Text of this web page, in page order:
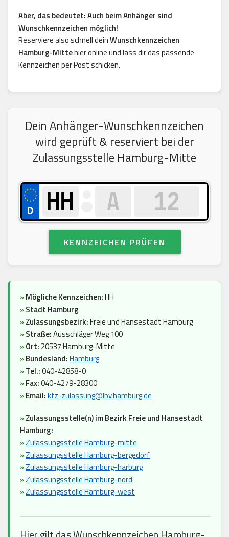
Aber, das bedeutet: Auch beim Anhänger sind
Wunschkennzeichen möglich!
Reserviere also schnell deinWunschkennzeichen
Hamburg-Mittehier online und lass dir das passende
Kennzeichen per Post schicken.
Dein Anhänger-Wunschkennzeichen
wird geprüft & reserviert bei der
Zulassungsstelle Hamburg-Mitte
KENNZEICHEN PRÜFEN
»Mögliche Kennzeichen:HH
»Stadt Hamburg
»Zulassungsbezirk:Freie und Hansestadt Hamburg
»Straße:Ausschläger Weg 100
»Ort: 20537 Hamburg-Mitte
»Bundesland:Hamburg
»Tel.:040-42858-0
»Fax:040-4279-28300
»Email:kfz-zulassung@lbv.hamburg.de
»Zulassungsstelle(n) im Bezirk Freie und Hansestadt
Hamburg:
»Zulassungsstelle Hamburg-mitte
»Zulassungsstelle Hamburg-bergedorf
»Zulassungsstelle Hamburg-harburg
»Zulassungsstelle Hamburg-nord
»Zulassungsstelle Hamburg-west